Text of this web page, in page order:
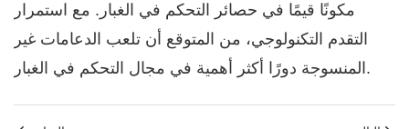
مكونًا قيمًا في حصائر التحكم في الغبار. مع استمرار
التقدم التكنولوجي، من المتوقع أن تلعب الدعامات غير
المنسوجة دورًا أكثر أهمية في مجال التحكم في الغبار.